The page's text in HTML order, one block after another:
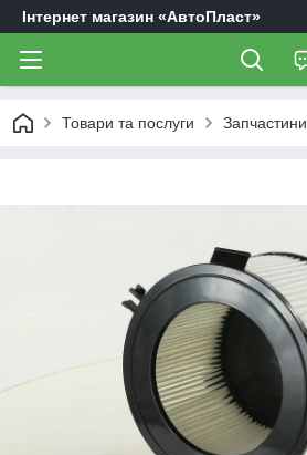
Інтернет магазин «АвтоПласт»
Товари та послуги Запчастини